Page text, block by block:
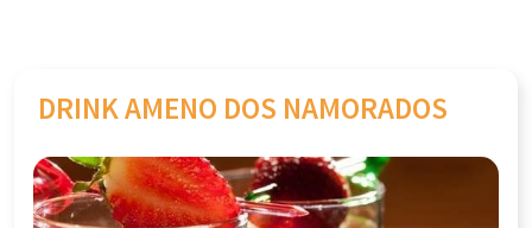
DRINK AMENO DOS NAMORADOS